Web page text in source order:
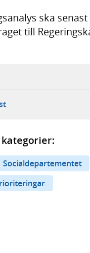
ska
till
webbplats,
ny flik, extern
- öppnar din e-
Socialdepartementet